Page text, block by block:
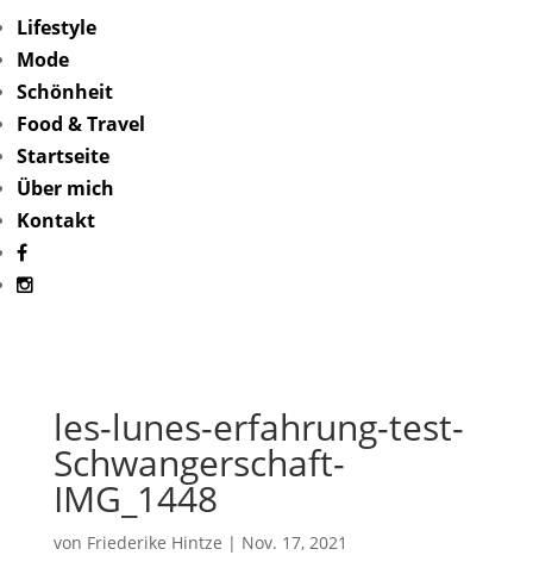
Lifestyle
Mode
Schönheit
Food & Travel
Startseite
Über mich
Kontakt
les-lunes-erfahrung-test-
Schwangerschaft-
IMG_1448
von Friederike Hintze | Nov. 17, 2021